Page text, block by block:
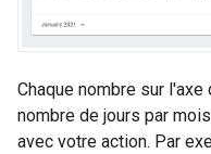
Chaque nombre sur
nombre de jours par
avec votre action. Par